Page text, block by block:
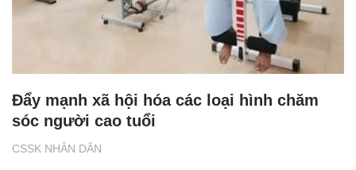
CSSK NHÂN DÂN
Đẩy mạnh xã hội hóa các loại hình chăm
sóc người cao tuổi